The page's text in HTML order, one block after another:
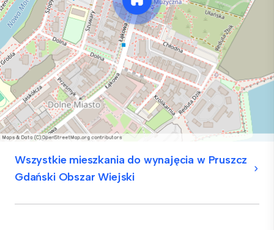
Wszystkie mieszkania do wynajęcia w Pruszcz
Gdański Obszar Wiejski